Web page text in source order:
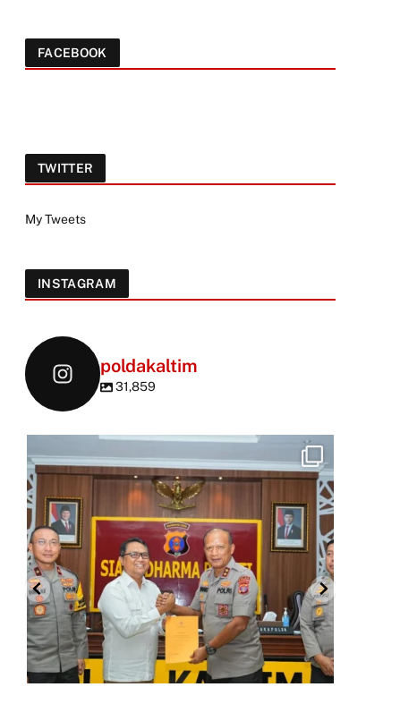
FACEBOOK
TWITTER
My Tweets
INSTAGRAM
poldakaltim
31,859